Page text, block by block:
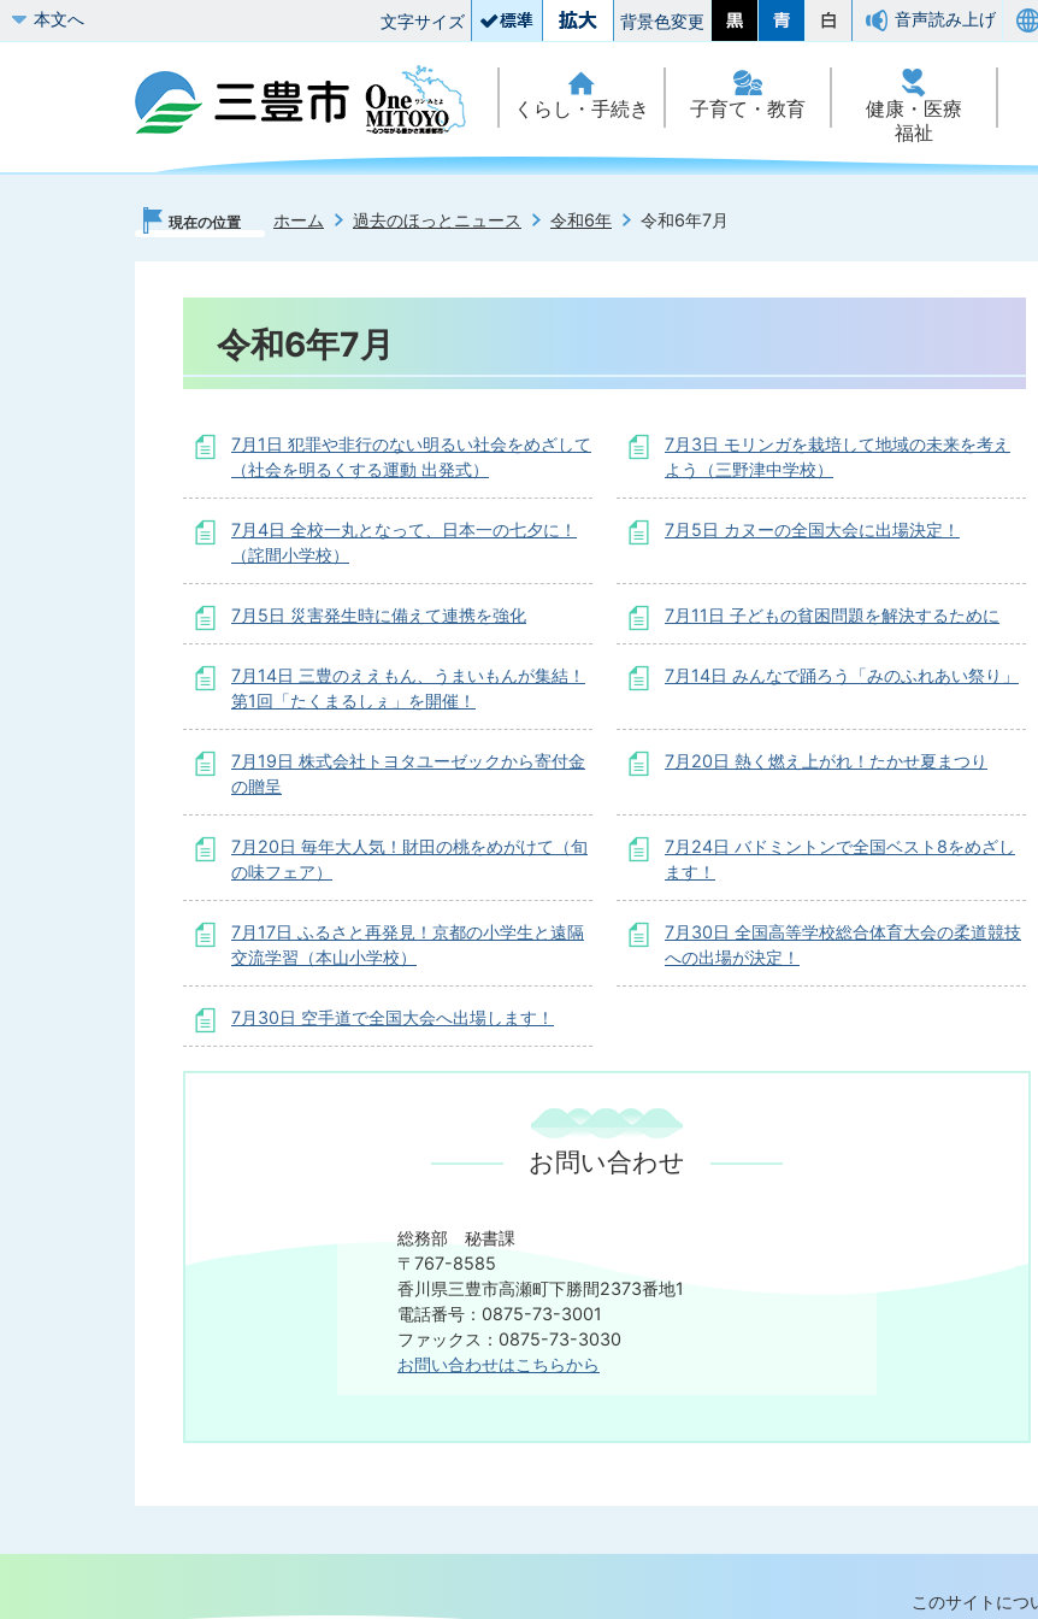
本文へ 文字サイズ 背景色変更 音声読み上げ
くらし・手続き 子育て・教育
健康・医療
福祉
現在の位置 ホーム 過去のほっとニュース 令和6年 令和6年7月
令和6年7月
7月1日 犯罪や非行のない明るい社会をめざして
（社会を明るくする運動 出発式）
7月3日 モリンガを栽培して地域の未来を考え
よう（三野津中学校）
7月4日 全校一丸となって、日本一の七夕に！
（詫間小学校）
7月5日 カヌーの全国大会に出場決定！
7月5日 災害発生時に備えて連携を強化 7月11日 子どもの貧困問題を解決するために
7月14日 三豊のええもん、うまいもんが集結！
第1回「たくまるしぇ」を開催！
7月14日 みんなで踊ろう「みのふれあい祭り」
7月19日 株式会社トヨタユーゼックから寄付金
の贈呈
7月20日 熱く燃え上がれ！たかせ夏まつり
7月20日 毎年大人気！財田の桃をめがけて（旬
の味フェア）
7月24日 バドミントンで全国ベスト8をめざし
ます！
7月17日 ふるさと再発見！京都の小学生と遠隔
交流学習（本山小学校）
7月30日 全国高等学校総合体育大会の柔道競技
への出場が決定！
7月30日 空手道で全国大会へ出場します！
お問い合わせ
総務部 秘書課
〒767-8585
香川県三豊市高瀬町下勝間2373番地1
電話番号：0875-73-3001
​​​​​​​ファックス：0875-73-3030
お問い合わせはこちらから
このサイトにつ